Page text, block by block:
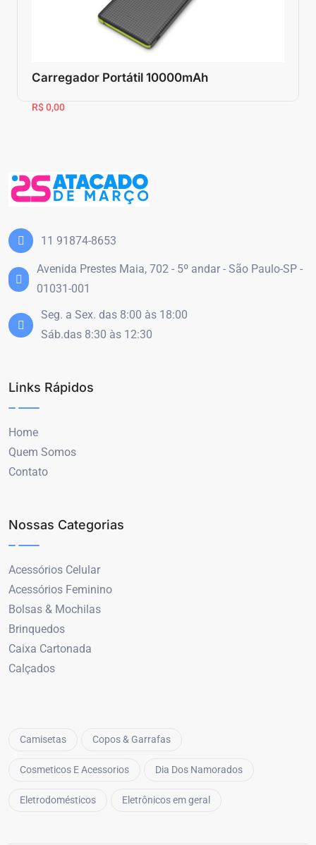
Carregador Portátil 10000mAh
R$ 0,00
11 91874-8653
Avenida Prestes Maia, 702 - 5º andar - São Paulo-SP -
01031-001
Seg. a Sex. das 8:00 às 18:00
Sáb.das 8:30 às 12:30
Links Rápidos
Home
Quem Somos
Contato
Nossas Categorias
Acessórios Celular
Acessórios Feminino
Bolsas & Mochilas
Brinquedos
Caixa Cartonada
Calçados
Camisetas Copos & Garrafas
Cosmeticos E Acessorios Dia Dos Namorados
Eletrodomésticos Eletrônicos em geral